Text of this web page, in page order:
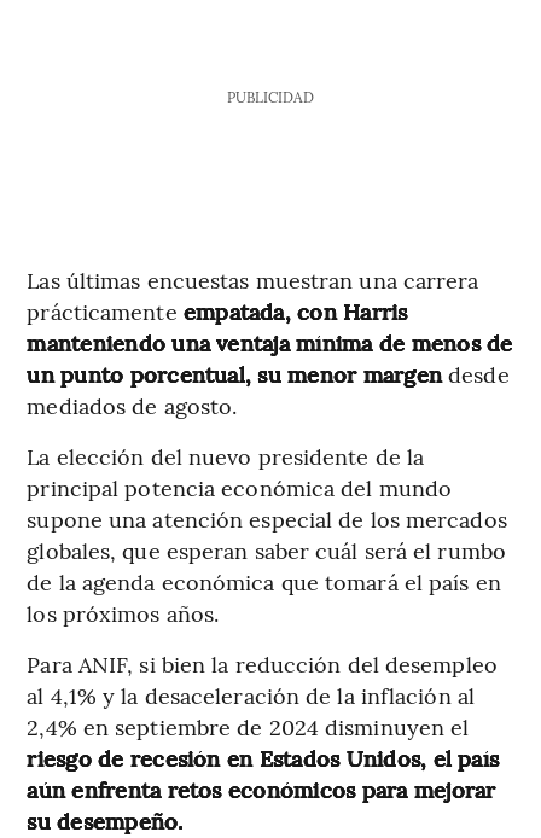
PUBLICIDAD
Las últimas encuestas muestran una carrera
prácticamente empatada, con Harris
manteniendo una ventaja mínima de menos de
un punto porcentual, su menor margendesde
mediados de agosto.
La elección del nuevo presidente de la
principal potencia económica del mundo
supone una atención especial de los mercados
globales, que esperan saber cuál será el rumbo
de la agenda económica que tomará el país en
los próximos años.
Para ANIF, si bien la reducción del desempleo
al 4,1% y la desaceleración de la inflación al
2,4% en septiembre de 2024 disminuyen el
riesgo de recesión en Estados Unidos, el país
aún enfrenta retos económicos para mejorar
su desempeño.